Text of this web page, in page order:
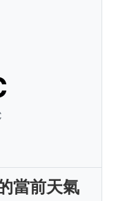
當前天氣